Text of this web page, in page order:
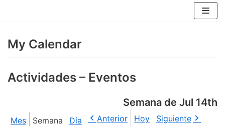
contenido
My Calendar
Actividades – Eventos
Semana de Jul 14th
Mes Semana Día Anterior Hoy Siguiente